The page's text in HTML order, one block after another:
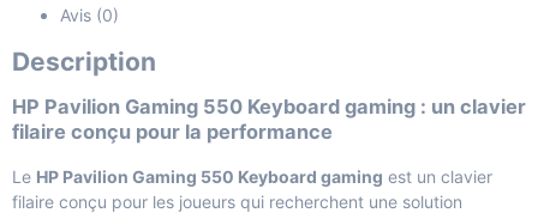
Avis (0)
Description
HP Pavilion Gaming 550 Keyboard gaming : un clavier
filaire conçu pour la performance
Le HP Pavilion Gaming 550 Keyboard gaming est un clavier
filaire conçu pour les joueurs qui recherchent une solution